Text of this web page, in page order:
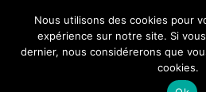
Nous utilisons des cookies pour
expérience sur notre site. Si
dernier, nous considérerons que
cookies.